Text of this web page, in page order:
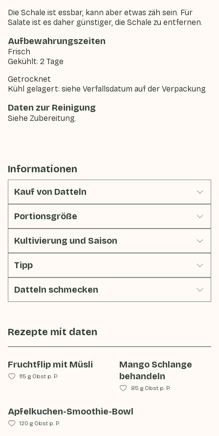
Die Schale ist essbar, kann aber etwas zäh sein. Für
Salate ist es daher günstiger, die Schale zu entfernen.
Aufbewahrungszeiten
Frisch
Gekühlt: 2 Tage
Getrocknet
Kühl gelagert: siehe Verfallsdatum auf der Verpackung
Daten zur Reinigung
Siehe Zubereitung.
Informationen
Kauf von Datteln
Portionsgröße
Kultivierung und Saison
Tipp
Datteln schmecken
Rezepte mit daten
Fruchtflip mit Müsli
115 g Obst p. P.
Mango Schlange
behandeln
85 g Obst p. P.
Apfelkuchen-Smoothie-Bowl
120 g Obst p. P.